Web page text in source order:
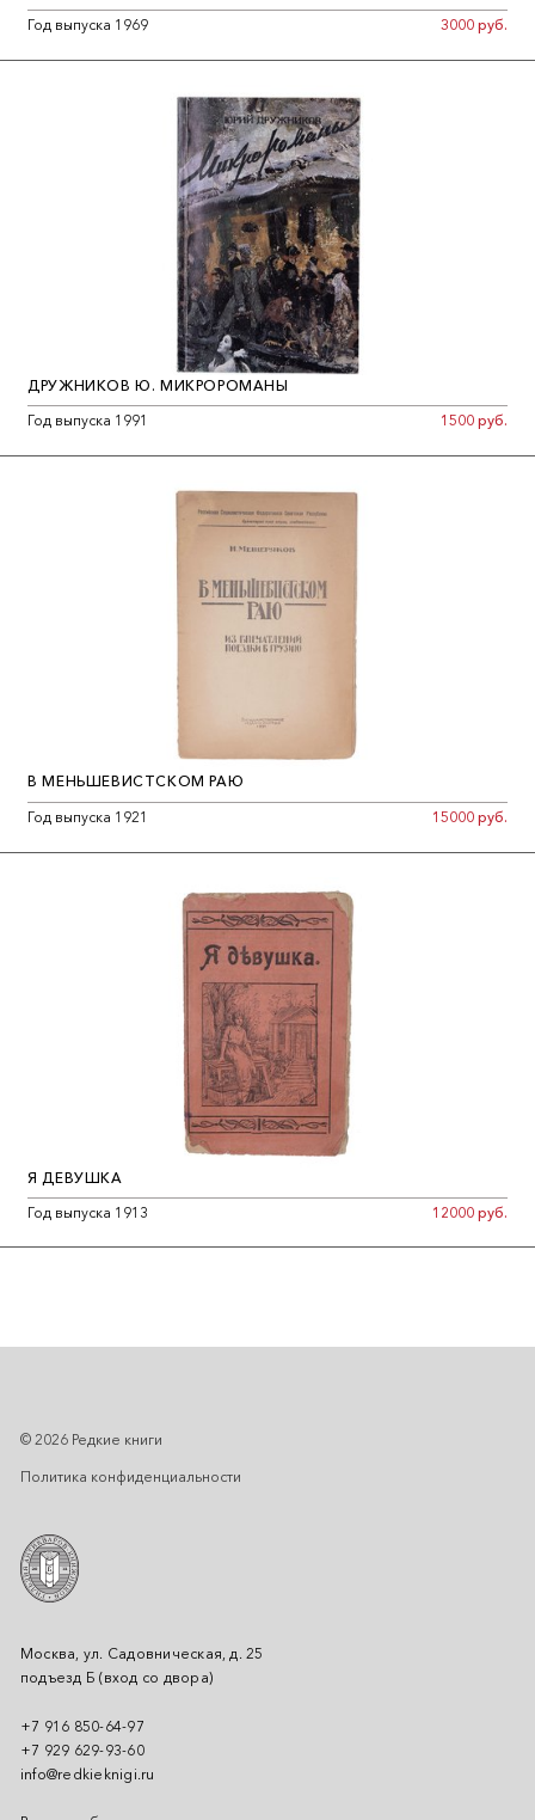
Год выпуска 1969
3000 руб.
ДРУЖНИКОВ Ю. МИКРОРОМАНЫ
Год выпуска 1991
1500 руб.
В МЕНЬШЕВИСТСКОМ РАЮ
Год выпуска 1921
15000 руб.
Я ДЕВУШКА
Год выпуска 1913
12000 руб.
Москва, ул. Садовническая, д. 25
подъезд Б (вход со двора)
+7 916 850-64-97
+7 929 629-93-60
info@redkieknigi.ru
© 2026 Редкие книги
Политика конфиденциальности